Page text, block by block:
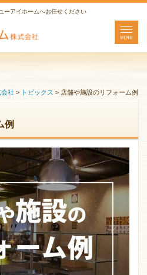
ーアイホームへお任せください
社 > トピックス > 店舗や施設のリフォーム例
例